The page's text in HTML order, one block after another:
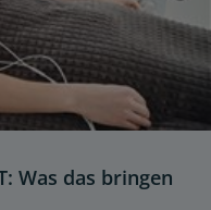
Was das bringen